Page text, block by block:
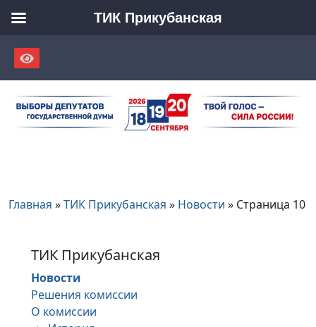
content
Главная »ТИК Прикубанская » Новости » Страница 10
ТИК Прикубанская
Новости
Решения комиссии
О комиссии
ТИК Прикубанская